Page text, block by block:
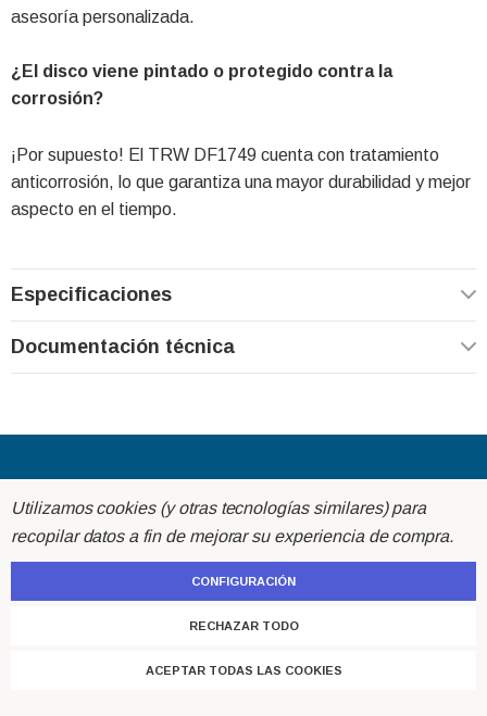
asesoría personalizada.
¿El disco viene pintado o protegido contra la
corrosión?
¡Por supuesto! El TRW DF1749 cuenta con tratamiento
anticorrosión, lo que garantiza una mayor durabilidad y mejor
aspecto en el tiempo.
Especificaciones
Documentación técnica
Acerca de
Ayuda
Utilizamos cookies (y otras tecnologías similares) para
recopilar datos a fin de mejorar su experiencia de compra.
CONFIGURACIÓN
RECHAZAR TODO
ACEPTAR TODAS LAS COOKIES